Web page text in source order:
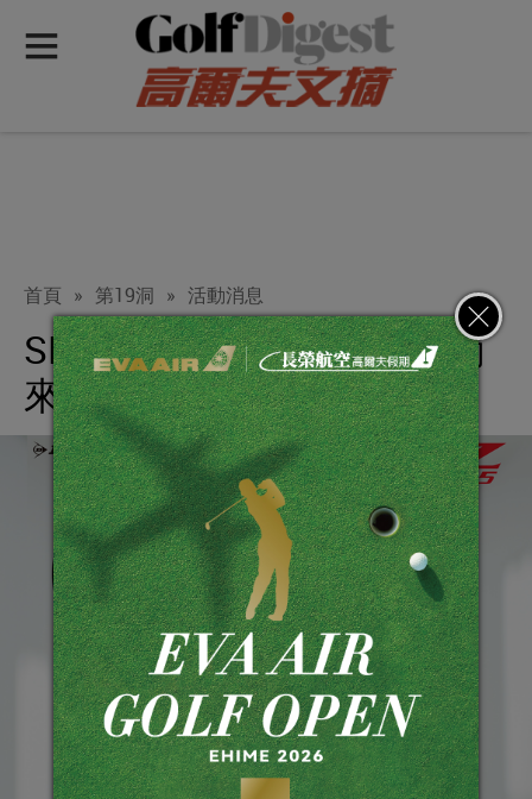
首頁 » 第19洞 » 活動消息
SRIXON Z355夏季回饋活動
來囉！